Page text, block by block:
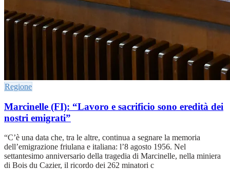
Regione
Marcinelle (FI): “Lavoro e sacrificio sono eredità dei
nostri emigrati”
“C’è una data che, tra le altre, continua a segnare la memoria
dell’emigrazione friulana e italiana: l’8 agosto 1956. Nel
settantesimo anniversario della tragedia di Marcinelle, nella miniera
di Bois du Cazier, il ricordo dei 262 minatori c